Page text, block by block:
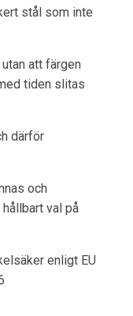
stål som inte
att färgen
tiden slitas
därför
och
val på
enligt EU